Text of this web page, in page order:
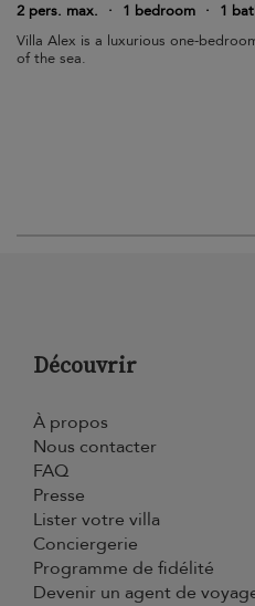
2 pers. max. · 1 bedroom ·
1
Villa Alex is a luxurious one-
of the sea.
Découvrir
À propos
Nous contacter
FAQ
Presse
Lister votre villa
Conciergerie
Programme de fidélité
Devenir un agent de